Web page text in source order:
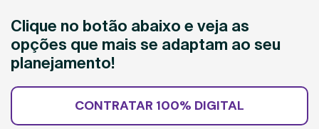
Clique no botão abaixo e veja as
opções que mais se adaptam ao seu
planejamento!
CONTRATAR 100% DIGITAL